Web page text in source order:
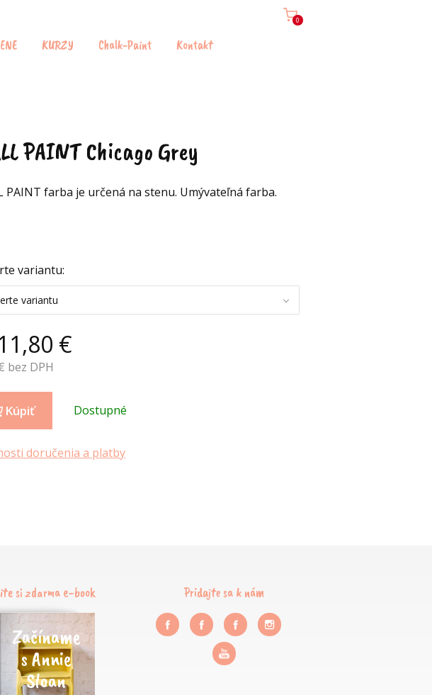
0
KURZY Chalk-Paint Kontakt
PAINT Chicago Grey
PAINT farba je určená na stenu. Umývateľná farba.
variantu:
variantu
€
bez DPH
Kúpiť Dostupné
doručenia a platby
si zdarma e-book
Začíname
s Annie
Sloan
Pridajte sa k nám